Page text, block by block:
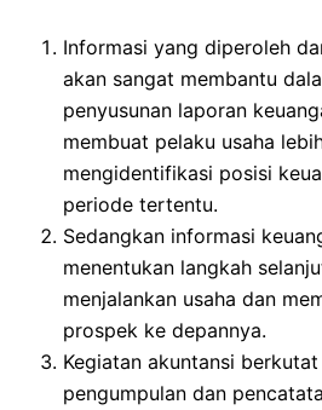
Informasi yang diperoleh
akan sangat membantu
penyusunan laporan
membuat pelaku usaha
mengidentifikasi posisi
periode tertentu.
Sedangkan informasi
menentukan langkah
menjalankan usaha dan
prospek ke depannya.
Kegiatan akuntansi
pengumpulan dan